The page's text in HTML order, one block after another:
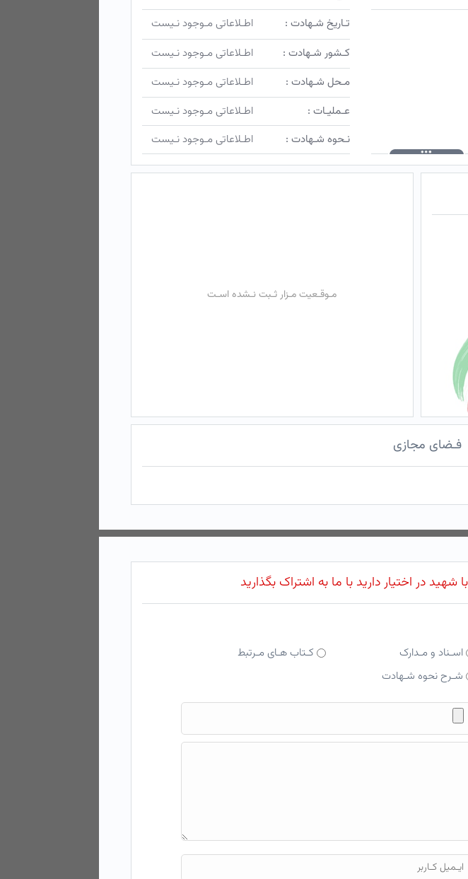
تـاریخ شـهادت :
اطـلاعاتی مـوجود نـیست
کـشور شـهادت :
اطـلاعاتی مـوجود نـیست
مـحل شـهادت :
اطـلاعاتی مـوجود نـیست
عـملیـات :
اطـلاعاتی مـوجود نـیست
نـحوه شـهادت :
اطـلاعاتی مـوجود نـیست
مـوقـعیت مـزار ثـبت نـشده اسـت
فـضای مجازی
در اختیار دارید با ما به اشتراک بگذارید
اسـناد و مـدارک
کـتاب هـای مـرتبط
شـرح نحوه شـهادت
فایل محتوای ارسالی